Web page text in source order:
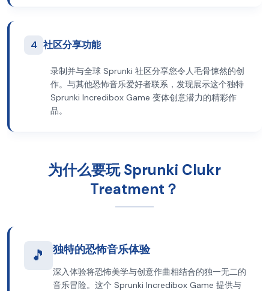
4 社区分享功能
录制并与全球 Sprunki 社区分享您令人毛骨悚然的创
作。与其他恐怖音乐爱好者联系，发现展示这个独特
Sprunki Incredibox Game 变体创意潜力的精彩作
品。
为什么要玩 Sprunki Clukr
Treatment？
🎵 独特的恐怖音乐体验
深入体验将恐怖美学与创意作曲相结合的独一无二的
音乐冒险。这个 Sprunki Incredibox Game 提供与